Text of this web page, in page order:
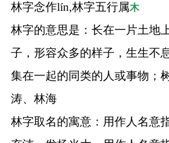
林字念作lín,林字五行属木
林字的意思是：长在一片土地
子，形容众多的样子，生生不
集在一起的同类的人或事物；
涛、林海
林字取名的寓意：用作人名意